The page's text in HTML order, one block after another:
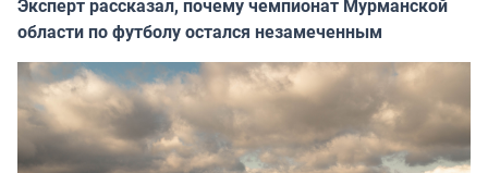
Эксперт рассказал, почему чемпионат Мурманской
области по футболу остался незамеченным